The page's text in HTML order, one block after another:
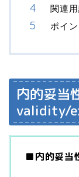
関連
ポイン
内的妥当
validity/
■内的妥当